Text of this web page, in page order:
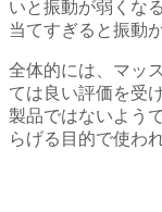
いと振動が弱くな
当てすぎると振動
全体的には、マッ
ては良い評価を受
製品ではないよう
らげる目的で使わ